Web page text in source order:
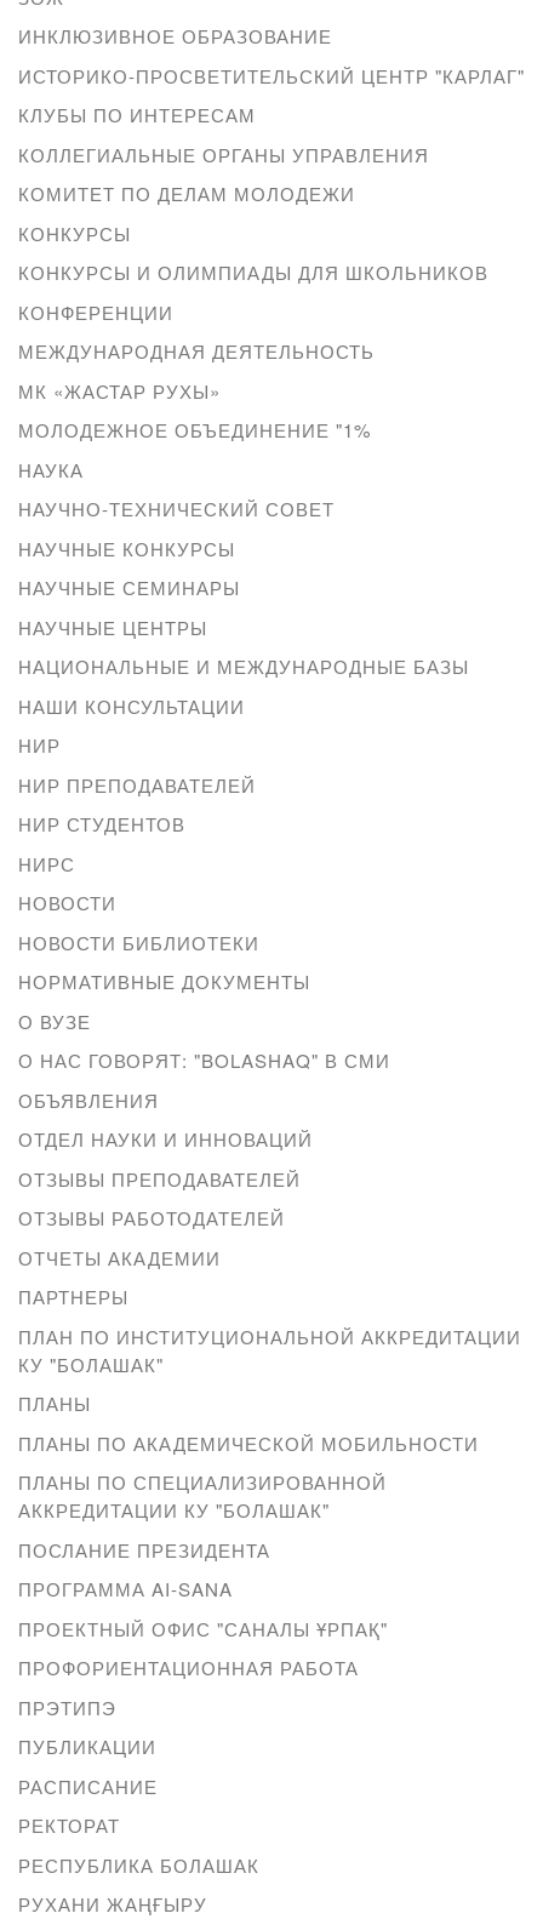
ИНКЛЮЗИВНОЕ ОБРАЗОВАНИЕ
ИСТОРИКО-ПРОСВЕТИТЕЛЬСКИЙ ЦЕНТР "КАРЛАГ"
КЛУБЫ ПО ИНТЕРЕСАМ
КОЛЛЕГИАЛЬНЫЕ ОРГАНЫ УПРАВЛЕНИЯ
КОМИТЕТ ПО ДЕЛАМ МОЛОДЕЖИ
КОНКУРСЫ
КОНКУРСЫ И ОЛИМПИАДЫ ДЛЯ ШКОЛЬНИКОВ
КОНФЕРЕНЦИИ
МЕЖДУНАРОДНАЯ ДЕЯТЕЛЬНОСТЬ
МК «ЖАСТАР РУХЫ»
МОЛОДЕЖНОЕ ОБЪЕДИНЕНИЕ "1%
НАУКА
НАУЧНО-ТЕХНИЧЕСКИЙ СОВЕТ
НАУЧНЫЕ КОНКУРСЫ
НАУЧНЫЕ СЕМИНАРЫ
НАУЧНЫЕ ЦЕНТРЫ
НАЦИОНАЛЬНЫЕ И МЕЖДУНАРОДНЫЕ БАЗЫ
НАШИ КОНСУЛЬТАЦИИ
НИР
НИР ПРЕПОДАВАТЕЛЕЙ
НИР СТУДЕНТОВ
НИРС
НОВОСТИ
НОВОСТИ БИБЛИОТЕКИ
НОРМАТИВНЫЕ ДОКУМЕНТЫ
О ВУЗЕ
О НАС ГОВОРЯТ: "BOLASHAQ" В СМИ
ОБЪЯВЛЕНИЯ
ОТДЕЛ НАУКИ И ИННОВАЦИЙ
ОТЗЫВЫ ПРЕПОДАВАТЕЛЕЙ
ОТЗЫВЫ РАБОТОДАТЕЛЕЙ
ОТЧЕТЫ АКАДЕМИИ
ПАРТНЕРЫ
ПЛАН ПО ИНСТИТУЦИОНАЛЬНОЙ АККРЕДИТАЦИИ
КУ "БОЛАШАК"
ПЛАНЫ
ПЛАНЫ ПО АКАДЕМИЧЕСКОЙ МОБИЛЬНОСТИ
ПЛАНЫ ПО СПЕЦИАЛИЗИРОВАННОЙ
АККРЕДИТАЦИИ КУ "БОЛАШАК"
ПОСЛАНИЕ ПРЕЗИДЕНТА
ПРОГРАММА AI-SANA
ПРОЕКТНЫЙ ОФИС "САНАЛЫ ҰРПАҚ"
ПРОФОРИЕНТАЦИОННАЯ РАБОТА
ПРЭТИПЭ
ПУБЛИКАЦИИ
РАСПИСАНИЕ
РЕКТОРАТ
РЕСПУБЛИКА БОЛАШАК
РУХАНИ ЖАҢҒЫРУ